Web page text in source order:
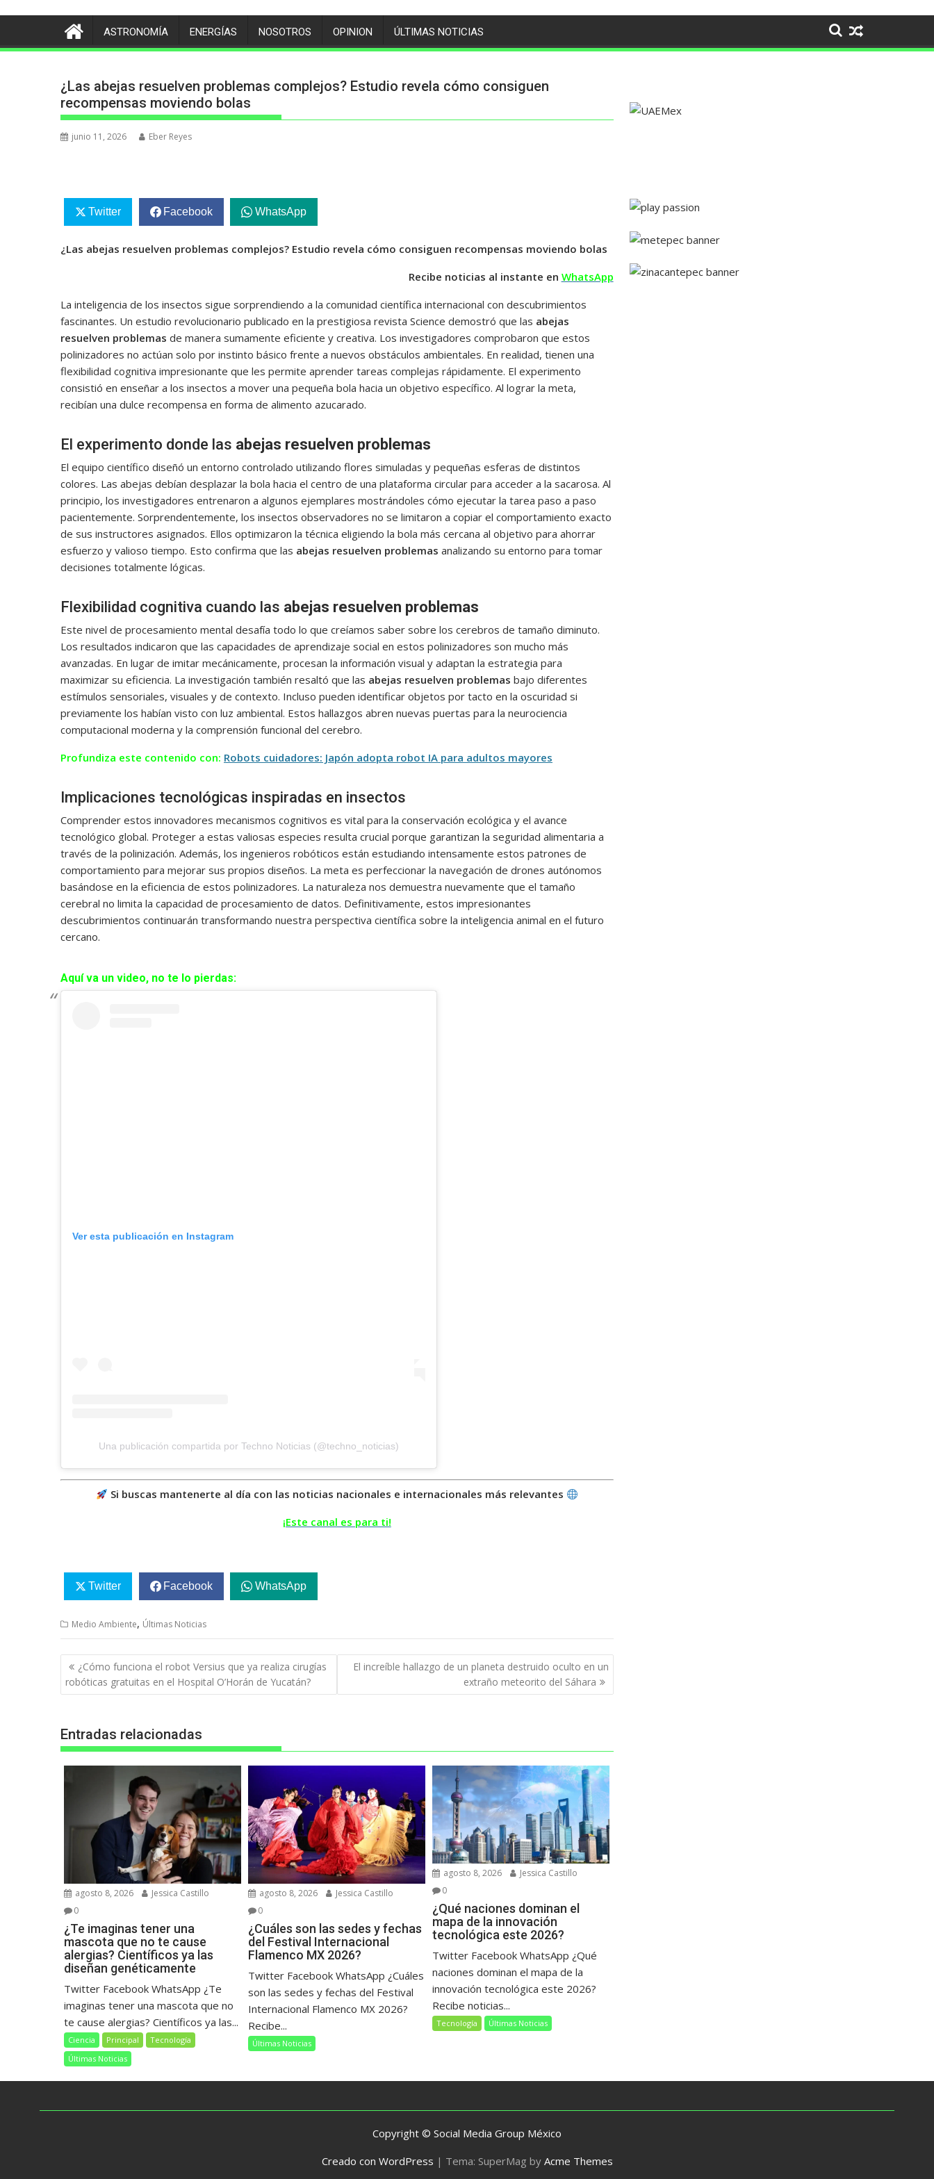
ASTRONOMÍA ENERGÍAS NOSOTROS OPINION ÚLTIMAS NOTICIAS
¿Las abejas resuelven problemas complejos? Estudio revela cómo consiguen
recompensas moviendo bolas
junio 11, 2026 Eber Reyes
Twitter Facebook WhatsApp
¿Las abejas resuelven problemas complejos? Estudio revela cómo consiguen recompensas moviendo bolas
Recibe noticias al instante en WhatsApp
La inteligencia de los insectos sigue sorprendiendo a la comunidad científica internacional con descubrimientos
fascinantes. Un estudio revolucionario publicado en la prestigiosa revista Science demostró que las abejas
resuelven problemas de manera sumamente eficiente y creativa. Los investigadores comprobaron que estos
polinizadores no actúan solo por instinto básico frente a nuevos obstáculos ambientales. En realidad, tienen una
flexibilidad cognitiva impresionante que les permite aprender tareas complejas rápidamente. El experimento
consistió en enseñar a los insectos a mover una pequeña bola hacia un objetivo específico. Al lograr la meta,
recibían una dulce recompensa en forma de alimento azucarado.
El experimento donde las abejas resuelven problemas
El equipo científico diseñó un entorno controlado utilizando flores simuladas y pequeñas esferas de distintos
colores. Las abejas debían desplazar la bola hacia el centro de una plataforma circular para acceder a la sacarosa. Al
principio, los investigadores entrenaron a algunos ejemplares mostrándoles cómo ejecutar la tarea paso a paso
pacientemente. Sorprendentemente, los insectos observadores no se limitaron a copiar el comportamiento exacto
de sus instructores asignados. Ellos optimizaron la técnica eligiendo la bola más cercana al objetivo para ahorrar
esfuerzo y valioso tiempo. Esto confirma que las abejas resuelven problemas analizando su entorno para tomar
decisiones totalmente lógicas.
Flexibilidad cognitiva cuando las abejas resuelven problemas
Este nivel de procesamiento mental desafía todo lo que creíamos saber sobre los cerebros de tamaño diminuto.
Los resultados indicaron que las capacidades de aprendizaje social en estos polinizadores son mucho más
avanzadas. En lugar de imitar mecánicamente, procesan la información visual y adaptan la estrategia para
maximizar su eficiencia. La investigación también resaltó que las abejas resuelven problemas bajo diferentes
estímulos sensoriales, visuales y de contexto. Incluso pueden identificar objetos por tacto en la oscuridad si
previamente los habían visto con luz ambiental. Estos hallazgos abren nuevas puertas para la neurociencia
computacional moderna y la comprensión funcional del cerebro.
Profundiza este contenido con: Robots cuidadores: Japón adopta robot IA para adultos mayores
Implicaciones tecnológicas inspiradas en insectos
Comprender estos innovadores mecanismos cognitivos es vital para la conservación ecológica y el avance
tecnológico global. Proteger a estas valiosas especies resulta crucial porque garantizan la seguridad alimentaria a
través de la polinización. Además, los ingenieros robóticos están estudiando intensamente estos patrones de
comportamiento para mejorar sus propios diseños. La meta es perfeccionar la navegación de drones autónomos
basándose en la eficiencia de estos polinizadores. La naturaleza nos demuestra nuevamente que el tamaño
cerebral no limita la capacidad de procesamiento de datos. Definitivamente, estos impresionantes
descubrimientos continuarán transformando nuestra perspectiva científica sobre la inteligencia animal en el futuro
cercano.
Aquí va un video, no te lo pierdas:
Ver esta publicación en Instagram
Una publicación compartida por Techno Noticias (@techno_noticias)
Si buscas mantenerte al día con las noticias nacionales e internacionales más relevantes
¡Este canal es para ti!
Twitter Facebook WhatsApp
Medio Ambiente, Últimas Noticias
Navegación
de
entradas
¿Cómo funciona el robot Versius que ya realiza cirugías
robóticas gratuitas en el Hospital O’Horán de Yucatán?
El increíble hallazgo de un planeta destruido oculto en un
extraño meteorito del Sáhara
Entradas relacionadas
agosto 8, 2026
Jessica Castillo
0
¿Te imaginas tener una
mascota que no te cause
alergias? Científicos ya las
diseñan genéticamente
Twitter Facebook WhatsApp ¿Te
imaginas tener una mascota que no
te cause alergias? Científicos ya las...
Ciencia Principal
Tecnología
Últimas Noticias
agosto 8, 2026
Jessica Castillo
0
¿Cuáles son las sedes y fechas
del Festival Internacional
Flamenco MX 2026?
Twitter Facebook WhatsApp ¿Cuáles
son las sedes y fechas del Festival
Internacional Flamenco MX 2026?
Recibe...
Últimas Noticias
agosto 8, 2026
Jessica Castillo
0
¿Qué naciones dominan el
mapa de la innovación
tecnológica este 2026?
Twitter Facebook WhatsApp ¿Qué
naciones dominan el mapa de la
innovación tecnológica este 2026?
Recibe noticias...
Tecnología Últimas Noticias
Copyright © Social Media Group México
Creado con WordPress | Tema: SuperMag by Acme Themes